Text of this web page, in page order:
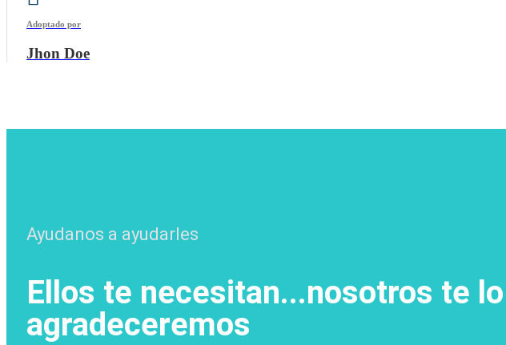
Adoptado por
Jhon Doe
Ayudanos a ayudarles
Ellos te necesitan...nosotros te lo
agradeceremos